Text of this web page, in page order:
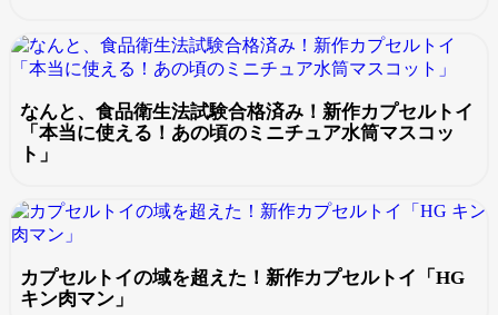
なんと、食品衛生法試験合格済み！新作カプセルトイ
「本当に使える！あの頃のミニチュア水筒マスコッ
ト」
カプセルトイの域を超えた！新作カプセルトイ「HG
キン肉マン」